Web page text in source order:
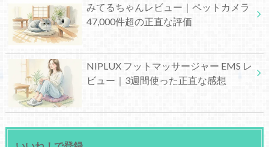
みてるちゃんレビュー｜ペットカメラ
47,000件超の正直な評価
NIPLUX フットマッサージャー EMS レ
ビュー｜3週間使った正直な感想